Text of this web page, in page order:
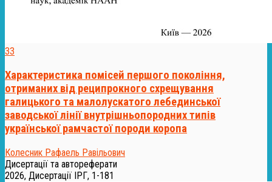
33
Характеристика помісей першого покоління,
отриманих від реципрокного схрещування
галицького та малолускатого лебединської
заводської лінії внутрішньопородних типів
української рамчастої породи коропа
Колесник Рафаель Равільович
Дисертації та автореферати
2026, Дисертації ІРГ, 1-181